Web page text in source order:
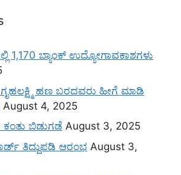
1,170 ಬ್ಯಾಂಕ್ ಉದ್ಯೋಗಾವಕಾಶಗಳು
ಹಣ ಬರದವರು ಹೀಗೆ ಮಾಡಿ
August 4, 2025
ಕಂತು ಬಿಡುಗಡೆ August 3, 2025
ತಿದ್ದುಪಡಿ ಆರಂಭ August 3,